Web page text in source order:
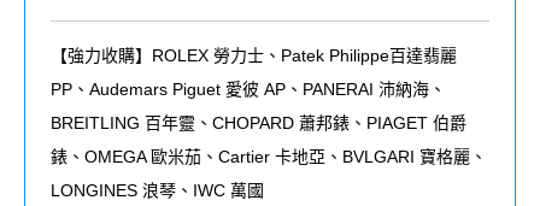
【強力收購】ROLEX 勞力士、 Patek Philippe百達翡麗
PP 、 Audemars Piguet 愛彼 AP 、 PANERAI 沛納海、
BREITLING 百年靈、 CHOPARD 蕭邦錶、 PIAGET 伯爵
錶、 OMEGA歐米茄、 Cartier 卡地亞、 BVLGARI 寶格麗、
LONGINES 浪琴、 IWC 萬國